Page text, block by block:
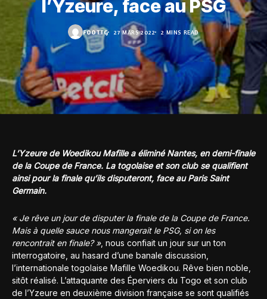
l’Yzeure, face au PSG
FOOT.TG 27 MARS 2022 2 MINS READ
L’Yzeure de Woedikou Mafille a éliminé Nantes, en demi-finale
de la Coupe de France. La togolaise et son club se qualifient
ainsi pour la finale qu’ils disputeront, face au Paris Saint
Germain.
« Je rêve un jour de disputer la finale de la Coupe de France.
Mais à quelle sauce nous mangerait le PSG, si on les
rencontrait en finale? », nous confiait un jour sur un ton
interrogatoire, au hasard d’une banale discussion,
l’internationale togolaise Mafille Woedikou. Rêve bien noble,
sitôt réalisé. L’attaquante des Éperviers du Togo et son club
de l’Yzeure en deuxième division française se sont qualifiés